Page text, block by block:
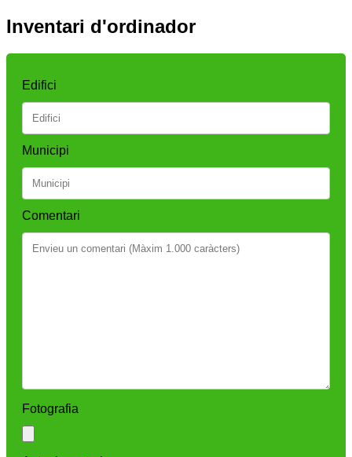
Inventari d'ordinador
Edifici
Municipi
Comentari
Fotografia